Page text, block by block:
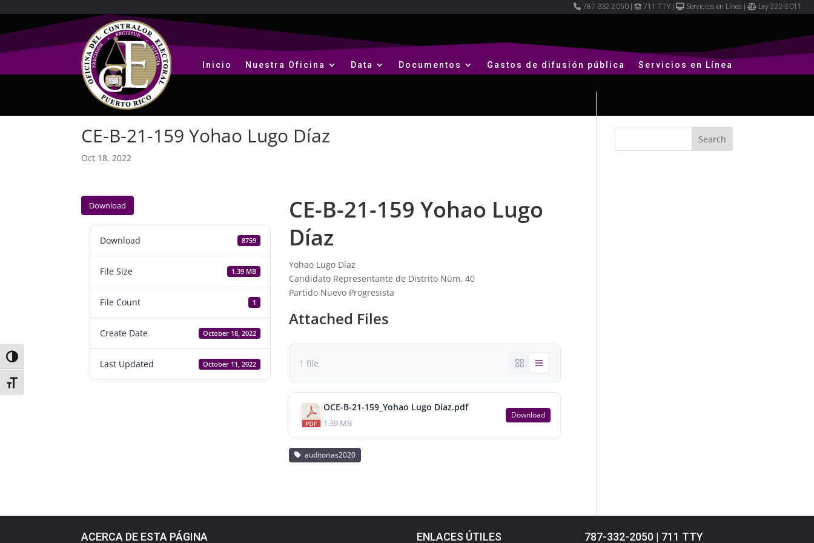
Toggle High Contrast
Toggle Font size
787.332.2050 711 TTY Servicios en Línea Ley 222-2011
Inicio Nuestra Oficina Data Documentos Gastos de difusión pública Servicios en Línea
CE-B-21-159 Yohao Lugo Díaz
Oct 18, 2022
Download
Download 8759
File Size 1.39 MB
File Count 1
Create Date October 18, 2022
Last Updated October 11, 2022
CE-B-21-159 Yohao Lugo
Díaz
Yohao Lugo Díaz
Candidato Representante de Distrito Núm. 40
Partido Nuevo Progresista
Attached Files
1 file
OCE-B-21-159_Yohao Lugo Díaz.pdf
1.39 MB
Download
auditorias2020
ACERCA DE ESTA PÁGINA ENLACES ÚTILES 787-332-2050 | 711 TTY